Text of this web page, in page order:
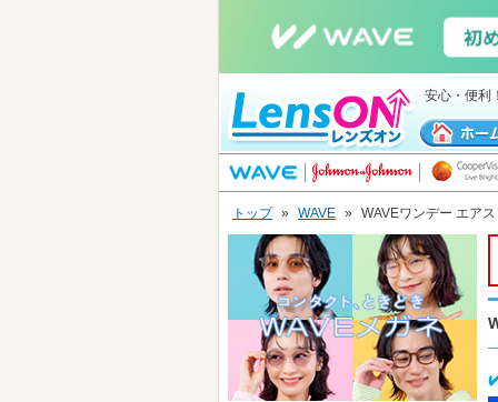
安心・便利
トップ » WAVE » WAVEワンデー エア